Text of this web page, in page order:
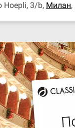
Hoepli, 3/b, Милан